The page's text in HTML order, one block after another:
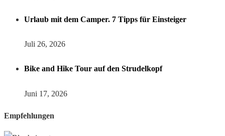
Urlaub mit dem Camper. 7 Tipps für Einsteiger
Juli 26, 2026
Bike and Hike Tour auf den Strudelkopf
Juni 17, 2026
Empfehlungen